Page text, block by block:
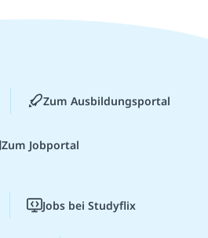
Zum Ausbildungsportal
Zum Jobportal
Jobs bei Studyflix